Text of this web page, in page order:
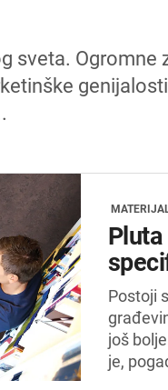
sveta. Ogromne
Postoji
još
je,